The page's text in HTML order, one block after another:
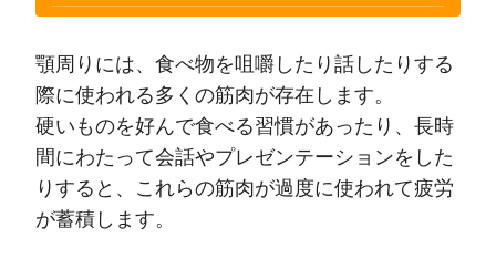
顎周りには、食べ物を咀嚼したり話したりする
際に使われる多くの筋肉が存在します。
硬いものを好んで食べる習慣があったり、長時
間にわたって会話やプレゼンテーションをした
りすると、これらの筋肉が過度に使われて疲労
が蓄積します。